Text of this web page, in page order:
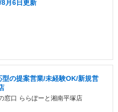
月6日更新
の提案営業/未経験OK/新規営
窓口 ららぽーと湘南平塚店